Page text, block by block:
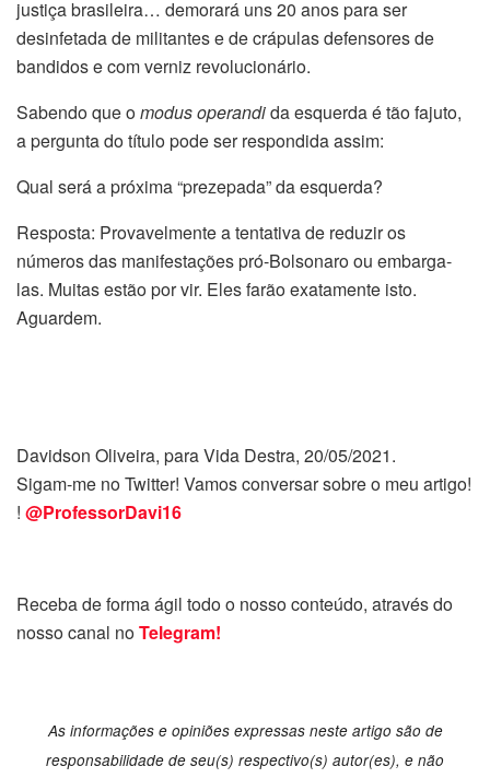
justiça brasileira… demorará uns 20 anos para ser
desinfetada de militantes e de crápulas defensores de
bandidos e com verniz revolucionário.
Sabendo que omodus operandida esquerda é tão fajuto,
a pergunta do título pode ser respondida assim:
Qual será a próxima “prezepada” da esquerda?
Resposta: Provavelmente a tentativa de reduzir os
números das manifestações pró-Bolsonaro ou embarga-
las. Muitas estão por vir. Eles farão exatamente isto.
Aguardem.
Davidson Oliveira, para Vida Destra, 20/05/2021.
Sigam-me no Twitter! Vamos conversar sobre o meu artigo!
! @ProfessorDavi16
Receba de forma ágil todo o nosso conteúdo, através do
nosso canal noTelegram!
As informações e opiniões expressas neste artigo são de
responsabilidade de seu(s) respectivo(s) autor(es), e não